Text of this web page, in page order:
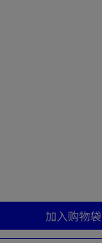
加入购物袋